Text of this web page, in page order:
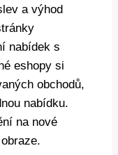
a výhod
nabídek s
eshopy si
obchodů,
nabídku.
na nové